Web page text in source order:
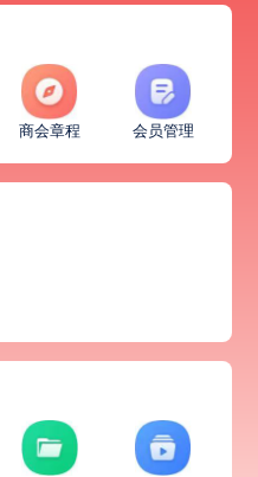
商会章程 会员管理